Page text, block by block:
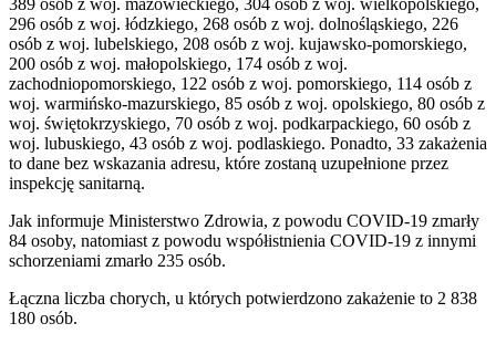
296 osób z woj. łódzkiego, 268 osób z woj. dolnośląskiego, 226
osób z woj. lubelskiego, 208 osób z woj. kujawsko-pomorskiego,
200 osób z woj. małopolskiego, 174 osób z woj.
zachodniopomorskiego, 122 osób z woj. pomorskiego, 114 osób z
woj. warmińsko-mazurskiego, 85 osób z woj. opolskiego, 80 osób z
woj. świętokrzyskiego, 70 osób z woj. podkarpackiego, 60 osób z
woj. lubuskiego, 43 osób z woj. podlaskiego. Ponadto, 33 zakażenia
to dane bez wskazania adresu, które zostaną uzupełnione przez
inspekcję sanitarną.
Jak informuje Ministerstwo Zdrowia, z powodu COVID-19 zmarły
84 osoby, natomiast z powodu współistnienia COVID-19 z innymi
schorzeniami zmarło 235 osób.
Łączna liczba chorych, u których potwierdzono zakażenie to 2 838
180 osób.